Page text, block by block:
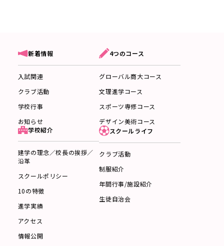
新着情報
入試関連
クラブ活動
学校行事
お知らせ
4つのコース
グローバル商大コース
文理進学コース
スポーツ専修コース
デザイン美術コース
学校紹介
建学の理念／校長の挨拶／
沿革
スクールポリシー
10の特徴
進学実績
アクセス
情報公開
スクールライフ
クラブ活動
制服紹介
年間行事/施設紹介
生徒自治会